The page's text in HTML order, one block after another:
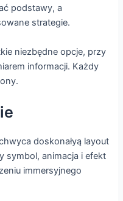
podstawy, a
strategie.
niezbędne opcje, przy
informacji. Każdy
doskonałyą layout
symbol, animacja i efekt
immersyjnego